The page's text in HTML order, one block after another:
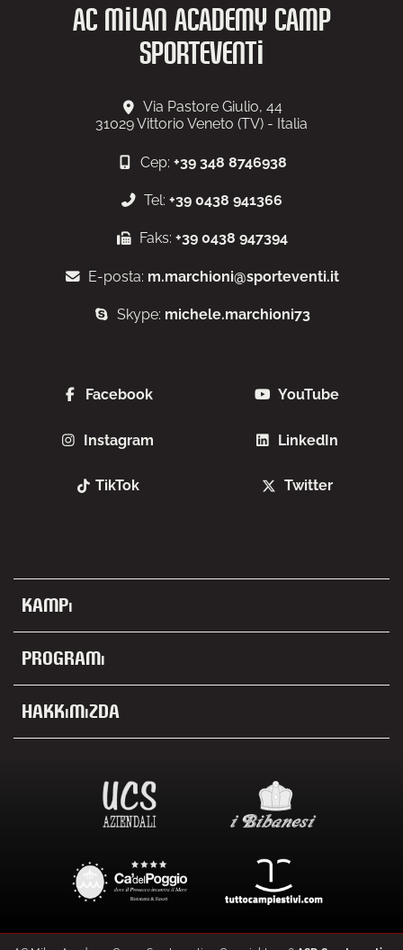
AC MILAN ACADEMY CAMP
SPORTEVENTI
Via Pastore Giulio, 44
31029Vittorio Veneto (TV) - Italia
Cep: +39 348 8746938
Tel:+39 0438 941366
Faks: +39 0438 947394
E-posta: m.marchioni@sporteventi.it
Skype: michele.marchioni73
Facebook YouTube
Instagram LinkedIn
TikTok Twitter
Kampı
Programı
Hakkımızda